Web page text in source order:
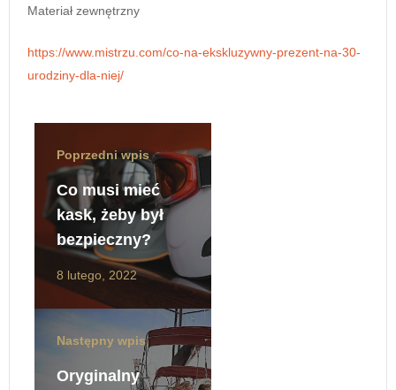
Materiał zewnętrzny
https://www.mistrzu.com/co-na-ekskluzywny-prezent-na-30-
urodziny-dla-niej/
Poprzedni wpis
Co musi mieć
kask, żeby był
bezpieczny?
8 lutego, 2022
Następny wpis
Oryginalny